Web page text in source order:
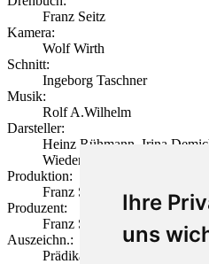
Ihre
uns
Franz Seitz
Kamera:
Wolf Wirth
Schnitt:
Ingeborg Taschner
Musik:
Rolf A.Wilhelm
Darsteller:
Heinz Rühmann, Irina
Wieder
Produktion:
Franz Seitz Filmproduktion
Produzent:
Franz Seitz
Auszeichn.:
Prädikat: Besonders